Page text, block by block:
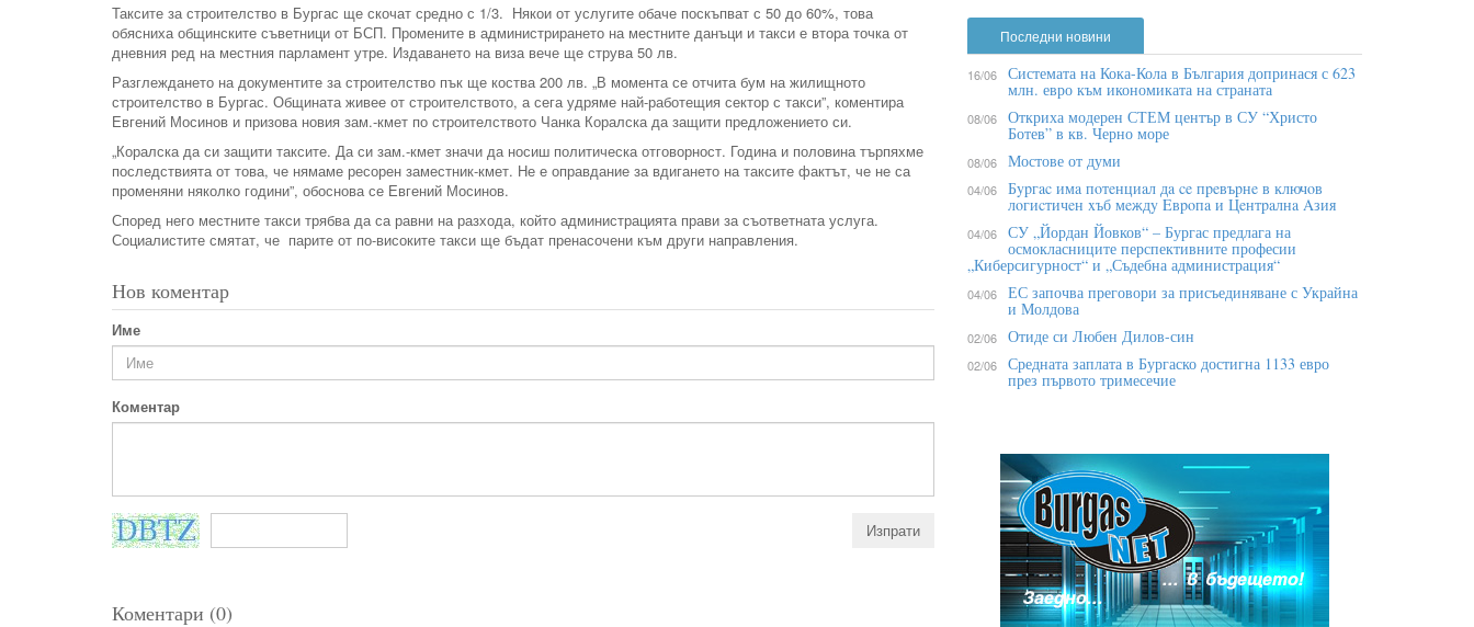
Таксите за строителство в Бургас ще скочат средно с 1/3. Някои от услугите обаче поскъпват с 50 до 60%, това
обясниха общинските съветници от БСП. Промените в администрирането на местните данъци и такси е втора точка от
дневния ред на местния парламент утре. Издаването на виза вече ще струва 50 лв.
Разглеждането на документите за строителство пък ще коства 200 лв. „В момента се отчита бум на жилищното
строителство в Бургас. Общината живее от строителството, а сега удряме най-работещия сектор с такси”, коментира
Евгений Мосинов и призова новия зам.-кмет по строителството Чанка Коралска да защити предложението си.
„Коралска да си защити таксите. Да си зам.-кмет значи да носиш политическа отговорност. Година и половина търпяхме
последствията от това, че нямаме ресорен заместник-кмет. Не е оправдание за вдигането на таксите фактът, че не са
променяни няколко години”, обоснова се Евгений Мосинов.
Според него местните такси трябва да са равни на разхода, който администрацията прави за съответната услуга.
Социалистите смятат, че парите от по-високите такси ще бъдат пренасочени към други направления.
Нов коментар
Име
Коментар
Коментари (0)
Последни новини
16/06 Системата на Кока-Кола в България допринася с 623
млн. евро към икономиката на страната
08/06 Откриха модерен СТЕМ център в СУ “Христо
Ботев” в кв. Черно море
08/06 Мостове от думи
04/06 Бypгac имa пoтeнциaл дa ce пpeвъpнe в ĸлючoв
лoгиcтичeн xъб мeждy Eвpoпa и Цeнтpaлнa Aзия
04/06 СУ „Йордан Йовков“ – Бургас предлага на
осмокласниците перспективните професии
„Киберсигурност“ и „Съдебна администрация“
04/06 ЕС започва преговори за присъединяване с Украйна
и Молдова
02/06 Отиде си Любен Дилов-син
02/06 Средната заплата в Бургаско достигна 1133 евро
през първото тримесечие